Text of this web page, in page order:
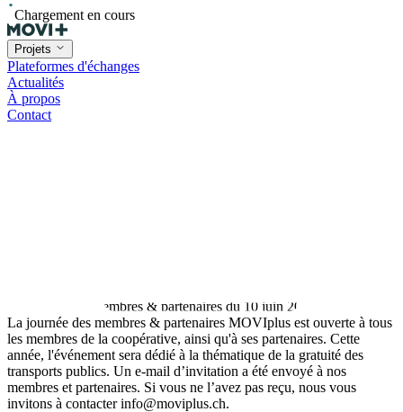
Chargement en cours
Projets
Plateformes d'échanges
Actualités
À propos
Contact
La journée des membres & partenaires MOVIplus est ouverte à tous
les membres de la coopérative, ainsi qu'à ses partenaires. Cette
année, l'événement sera dédié à la thématique de la gratuité des
transports publics. Un e-mail d’invitation a été envoyé à nos
membres et partenaires. Si vous ne l’avez pas reçu, nous vous
invitons à contacter info@moviplus.ch.